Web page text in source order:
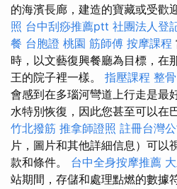
的海濱長廊，建造的寶藏或受歡
照 台中刮痧推薦ptt 社團法人登
餐 台胞證 桃園 筋師傅 按摩課程
時，以文藝復興餐廳為目標，在
王的院子裡一樣。 指壓課程 整骨
會感到在多瑙河彎道上行走是最
水特別恢復，因此您甚至可以在
竹北撥筋 推拿師證照 註冊台灣
片，圖片和其他詳細信息）可以
款和條件。 台中全身按摩推薦
站期間，存儲和處理點燃的數據